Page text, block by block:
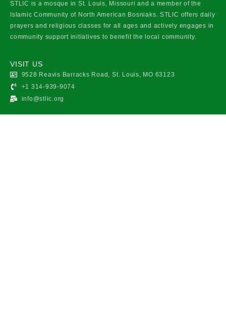
STLIC is a mosque in St. Louis, Missouri and a member of the
Islamic Community of North American Bosniaks. STLIC offers daily
prayers and religious classes for all ages and actively engages in
community support initiatives to benefit the local community.
VISIT US
9528 Reavis Barracks Road, St. Louis, MO 63123
+1 314-939-9074
info@stlic.org